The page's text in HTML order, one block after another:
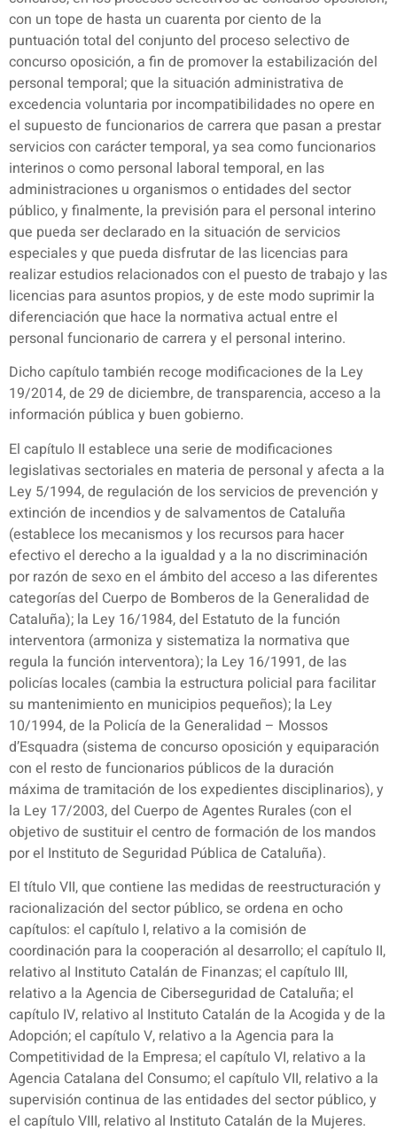
con un tope de hasta un cuarenta por ciento de la
puntuación total del conjunto del proceso selectivo de
concurso oposición, a fin de promover la estabilización del
personal temporal; que la situación administrativa de
excedencia voluntaria por incompatibilidades no opere en
el supuesto de funcionarios de carrera que pasan a prestar
servicios con carácter temporal, ya sea como funcionarios
interinos o como personal laboral temporal, en las
administraciones u organismos o entidades del sector
público, y finalmente, la previsión para el personal interino
que pueda ser declarado en la situación de servicios
especiales y que pueda disfrutar de las licencias para
realizar estudios relacionados con el puesto de trabajo y las
licencias para asuntos propios, y de este modo suprimir la
diferenciación que hace la normativa actual entre el
personal funcionario de carrera y el personal interino.
Dicho capítulo también recoge modificaciones de la Ley
19/2014, de 29 de diciembre, de transparencia, acceso a la
información pública y buen gobierno.
El capítulo II establece una serie de modificaciones
legislativas sectoriales en materia de personal y afecta a la
Ley 5/1994, de regulación de los servicios de prevención y
extinción de incendios y de salvamentos de Cataluña
(establece los mecanismos y los recursos para hacer
efectivo el derecho a la igualdad y a la no discriminación
por razón de sexo en el ámbito del acceso a las diferentes
categorías del Cuerpo de Bomberos de la Generalidad de
Cataluña); la Ley 16/1984, del Estatuto de la función
interventora (armoniza y sistematiza la normativa que
regula la función interventora); la Ley 16/1991, de las
policías locales (cambia la estructura policial para facilitar
su mantenimiento en municipios pequeños); la Ley
10/1994, de la Policía de la Generalidad – Mossos
d’Esquadra (sistema de concurso oposición y equiparación
con el resto de funcionarios públicos de la duración
máxima de tramitación de los expedientes disciplinarios), y
la Ley 17/2003, del Cuerpo de Agentes Rurales (con el
objetivo de sustituir el centro de formación de los mandos
por el Instituto de Seguridad Pública de Cataluña).
El título VII, que contiene las medidas de reestructuración y
racionalización del sector público, se ordena en ocho
capítulos: el capítulo I, relativo a la comisión de
coordinación para la cooperación al desarrollo; el capítulo II,
relativo al Instituto Catalán de Finanzas; el capítulo III,
relativo a la Agencia de Ciberseguridad de Cataluña; el
capítulo IV, relativo al Instituto Catalán de la Acogida y de la
Adopción; el capítulo V, relativo a la Agencia para la
Competitividad de la Empresa; el capítulo VI, relativo a la
Agencia Catalana del Consumo; el capítulo VII, relativo a la
supervisión continua de las entidades del sector público, y
el capítulo VIII, relativo al Instituto Catalán de la Mujeres.